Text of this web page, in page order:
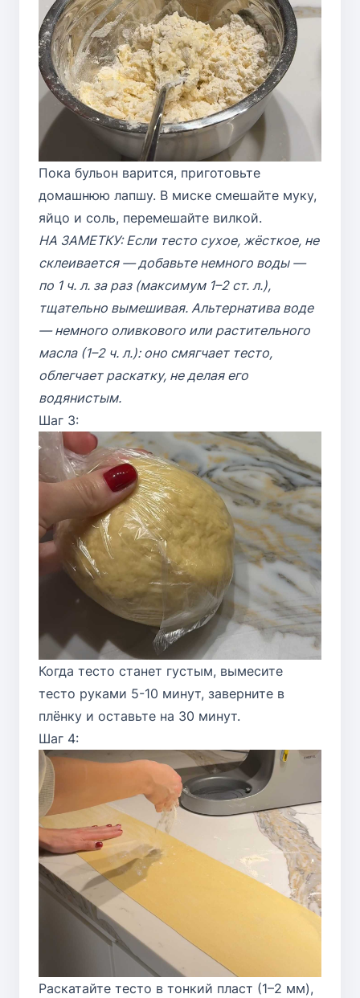
Пока бульон варится, приготовьте
домашнюю лапшу. В миске смешайте муку,
яйцо и соль, перемешайте вилкой.
НА ЗАМЕТКУ: Если тесто сухое, жёсткое, не
склеивается — добавьте немного воды —
по 1 ч. л. за раз (максимум 1–2 ст. л.),
тщательно вымешивая. Альтернатива воде
— немного оливкового или растительного
масла (1–2 ч. л.): оно смягчает тесто,
облегчает раскатку, не делая его
водянистым.
Шаг 3:
Когда тесто станет густым, вымесите
тесто руками 5-10 минут, заверните в
плёнку и оставьте на 30 минут.
Шаг 4:
Раскатайте тесто в тонкий пласт (1–2 мм),